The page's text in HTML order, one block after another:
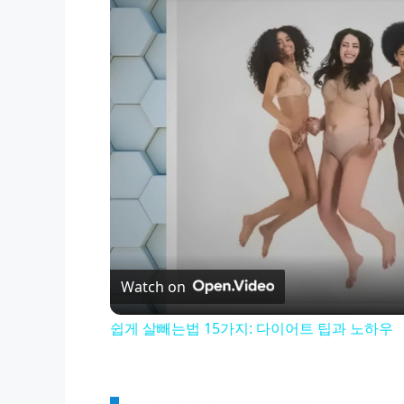
Watch on
쉽게 살빼는법 15가지: 다이어트 팁과 노하우